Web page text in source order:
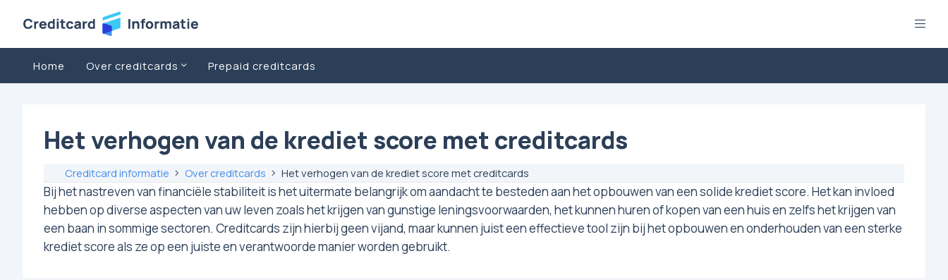
Home Over creditcards Prepaid creditcards
Het verhogen van de krediet score met creditcards
Creditcard informatie Over creditcards Het verhogen van de krediet score met creditcards
Bij het nastreven van financiële stabiliteit is het uitermate belangrijk om aandacht te besteden aan het opbouwen van een solide krediet score. Het kan invloed
hebben op diverse aspecten van uw leven zoals het krijgen van gunstige leningsvoorwaarden, het kunnen huren of kopen van een huis en zelfs het krijgen van
een baan in sommige sectoren. Creditcards zijn hierbij geen vijand, maar kunnen juist een effectieve tool zijn bij het opbouwen en onderhouden van een sterke
krediet score als ze op een juiste en verantwoorde manier worden gebruikt.